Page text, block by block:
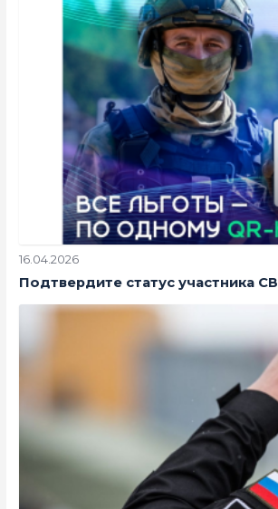
16.04.2026
Подтвердите статус участника